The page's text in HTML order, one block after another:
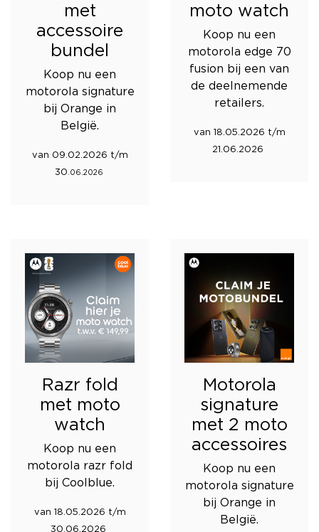
met
accessoire
bundel
Koop nu een
motorola signature
bij Orange in
België.
van 09.02.2026 t/m
30 .06.2026
moto watch
Koop nu een
motorola edge 70
fusion bij een van
de deelnemende
retailers.
van 18.05.2026 t/m
21.06.2026
Razr fold
met moto
watch
Koop nu een
motorola razr fold
bij Coolblue.
van 18.05.2026 t/m
30.06.2026
Motorola
signature
met 2 moto
accessoires
Koop nu een
motorola signature
bij Orange in
België.